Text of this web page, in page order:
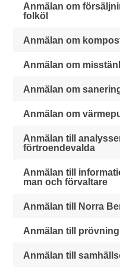
Anmälan om
folköl
Anmälan om
Anmälan om
Anmälan om
Anmälan om
Anmälan till
förtroendevalda
Anmälan till
man och förvaltare
Anmälan till Norra
Anmälan till prövning
Anmälan till